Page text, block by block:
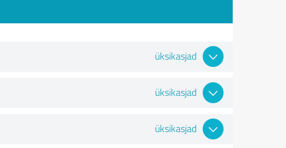
üksikasjad
üksikasjad
üksikasjad